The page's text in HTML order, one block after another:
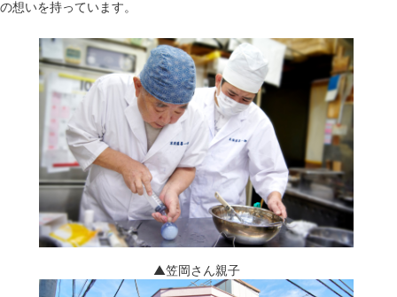
の想いを持っています。
▲笠岡さん親子